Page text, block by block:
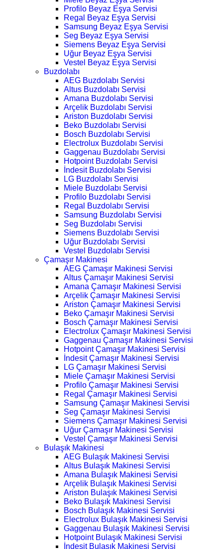
Profilo Beyaz Eşya Servisi
Regal Beyaz Eşya Servisi
Samsung Beyaz Eşya Servisi
Seg Beyaz Eşya Servisi
Siemens Beyaz Eşya Servisi
Uğur Beyaz Eşya Servisi
Vestel Beyaz Eşya Servisi
Buzdolabı
AEG Buzdolabı Servisi
Altus Buzdolabı Servisi
Amana Buzdolabı Servisi
Arçelik Buzdolabı Servisi
Ariston Buzdolabı Servisi
Beko Buzdolabı Servisi
Bosch Buzdolabı Servisi
Electrolux Buzdolabı Servisi
Gaggenau Buzdolabı Servisi
Hotpoint Buzdolabı Servisi
İndesit Buzdolabı Servisi
LG Buzdolabı Servisi
Miele Buzdolabı Servisi
Profilo Buzdolabı Servisi
Regal Buzdolabı Servisi
Samsung Buzdolabı Servisi
Seg Buzdolabı Servisi
Siemens Buzdolabı Servisi
Uğur Buzdolabı Servisi
Vestel Buzdolabı Servisi
Çamaşır Makinesi
AEG Çamaşır Makinesi Servisi
Altus Çamaşır Makinesi Servisi
Amana Çamaşır Makinesi Servisi
Arçelik Çamaşır Makinesi Servisi
Ariston Çamaşır Makinesi Servisi
Beko Çamaşır Makinesi Servisi
Bosch Çamaşır Makinesi Servisi
Electrolux Çamaşır Makinesi Servisi
Gaggenau Çamaşır Makinesi Servisi
Hotpoint Çamaşır Makinesi Servisi
İndesit Çamaşır Makinesi Servisi
LG Çamaşır Makinesi Servisi
Miele Çamaşır Makinesi Servisi
Profilo Çamaşır Makinesi Servisi
Regal Çamaşır Makinesi Servisi
Samsung Çamaşır Makinesi Servisi
Seg Çamaşır Makinesi Servisi
Siemens Çamaşır Makinesi Servisi
Uğur Çamaşır Makinesi Servisi
Vestel Çamaşır Makinesi Servisi
Bulaşık Makinesi
AEG Bulaşık Makinesi Servisi
Altus Bulaşık Makinesi Servisi
Amana Bulaşık Makinesi Servisi
Arçelik Bulaşık Makinesi Servisi
Ariston Bulaşık Makinesi Servisi
Beko Bulaşık Makinesi Servisi
Bosch Bulaşık Makinesi Servisi
Electrolux Bulaşık Makinesi Servisi
Gaggenau Bulaşık Makinesi Servisi
Hotpoint Bulaşık Makinesi Servisi
İndesit Bulaşık Makinesi Servisi